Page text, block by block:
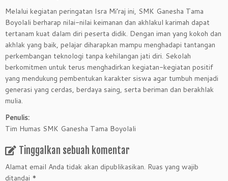
Melalui kegiatan peringatan Isra Mi’raj ini, SMK Ganesha Tama
Boyolali berharap nilai-nilai keimanan dan akhlakul karimah dapat
tertanam kuat dalam diri peserta didik. Dengan iman yang kokoh dan
akhlak yang baik, pelajar diharapkan mampu menghadapi tantangan
perkembangan teknologi tanpa kehilangan jati diri. Sekolah
berkomitmen untuk terus menghadirkan kegiatan-kegiatan positif
yang mendukung pembentukan karakter siswa agar tumbuh menjadi
generasi yang cerdas, berdaya saing, serta beriman dan berakhlak
mulia.
Penulis:
Tim Humas SMK Ganesha Tama Boyolali
Tinggalkan sebuah komentar
Alamat email Anda tidak akan dipublikasikan. Ruas yang wajib
ditandai *